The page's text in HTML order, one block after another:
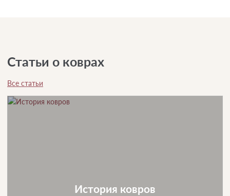
Статьи о коврах
Все статьи
История ковров